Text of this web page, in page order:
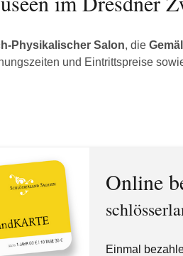
Physikalischer Salon, die
und Eintrittspreise
Online
Einmal